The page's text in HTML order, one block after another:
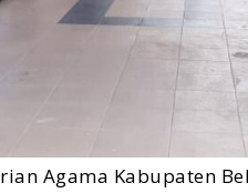
Agama Kabupaten